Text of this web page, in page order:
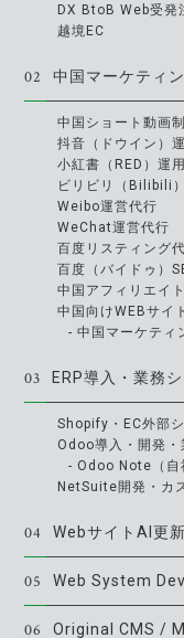
DX BtoB Web受発
越境EC
02 中国マーケティ
中国ショート動画
抖音（ドウイン）
小紅書（RED）運
ビリビリ（Bilibili
Weibo運営代行
WeChat運営代行
百度リスティング
百度（バイドゥ）
中国アフィリエイ
中国向けWEBサイ
- 中国マーケティ
03 ERP導入・業務
Shopify・EC外部
Odoo導入・開発・
- Odoo Note（自
NetSuite開発・カ
04 WebサイトAI更
05 Web System
06 Original CMS /